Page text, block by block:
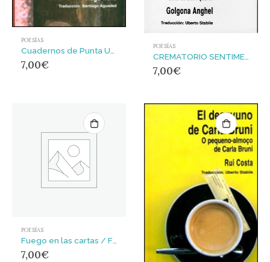
POESÍAS
Cuadernos de Punta Umbría
7,00€
POESÍAS
CREMATORIO SENTIMENTAL
7,00€
POESÍAS
7,00€